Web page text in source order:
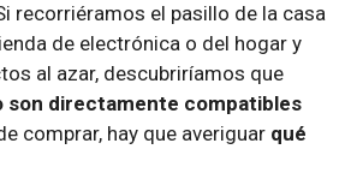
recorriéramos el pasillo de la casa
de electrónica o del hogar y
al azar, descubriríamos que
son directamente compatibles
comprar, hay que averiguar qué